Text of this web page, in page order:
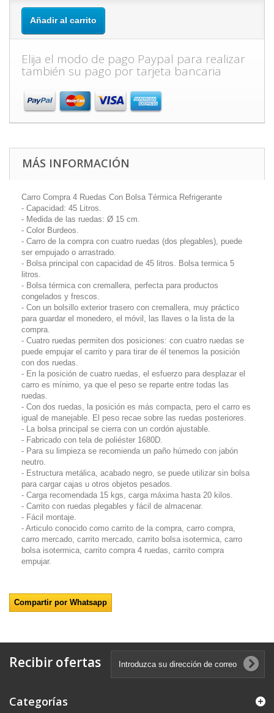
Añadir al carrito
Elija el modo de pago Paypal para realizar
también su pago por tarjeta bancaria
MÁS INFORMACIÓN
Carro Compra 4 Ruedas Con Bolsa Térmica Refrigerante
- Capacidad: 45 Litros.
- Medida de las ruedas: Ø 15 cm.
- Color Burdeos.
- Carro de la compra con cuatro ruedas (dos plegables), puede
ser empujado o arrastrado.
- Bolsa principal con capacidad de 45 litros. Bolsa termica 5
litros.
- Bolsa térmica con cremallera, perfecta para productos
congelados y frescos.
- Con un bolsillo exterior trasero con cremallera, muy práctico
para guardar el monedero, el móvil, las llaves o la lista de la
compra.
- Cuatro ruedas permiten dos posiciones: con cuatro ruedas se
puede empujar el carrito y para tirar de él tenemos la posición
con dos ruedas.
- En la posición de cuatro ruedas, el esfuerzo para desplazar el
carro es mínimo, ya que el peso se reparte entre todas las
ruedas.
- Con dos ruedas, la posición es más compacta, pero el carro es
igual de manejable. El peso recae sobre las ruedas posteriores.
- La bolsa principal se cierra con un cordón ajustable.
- Fabricado con tela de poliéster 1680D.
- Para su limpieza se recomienda un paño húmedo con jabón
neutro.
- Estructura metálica, acabado negro, se puede utilizar sin bolsa
para cargar cajas u otros objetos pesados.
- Carga recomendada 15 kgs, carga máxima hasta 20 kilos.
- Carrito con ruedas plegables y fácil de almacenar.
- Fácil montaje.
- Articulo conocido como carrito de la compra, carro compra,
carro mercado, carrito mercado, carrito bolsa isotermica, carro
bolsa isotermica, carrito compra 4 ruedas, carrito compra
empujar.
Compartir por Whatsapp
Recibir ofertas
Categorías